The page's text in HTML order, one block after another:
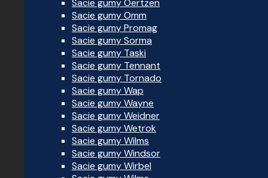
Sacie gumy Oertzen
Sacie gumy Omm
Sacie gumy Promag
Sacie gumy Sorma
Sacie gumy Taski
Sacie gumy Tennant
Sacie gumy Tornado
Sacie gumy Wap
Sacie gumy Wayne
Sacie gumy Weidner
Sacie gumy Wetrok
Sacie gumy Wilms
Sacie gumy Windsor
Sacie gumy Wirbel